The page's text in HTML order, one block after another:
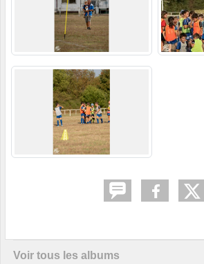
Voir tous les albums